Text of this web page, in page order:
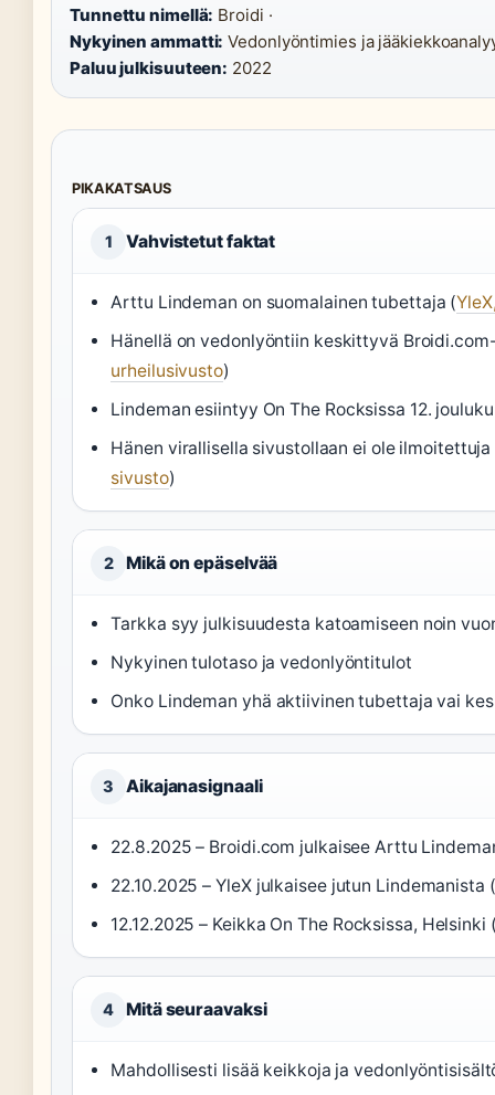
Tunnettu nimellä: Broidi ·
Nykyinen ammatti: Vedonlyöntimies ja
Paluu julkisuuteen: 2022
PIKAKATSAUS
1 Vahvistetut faktat
Arttu Lindeman on suomalainen tubettaja (
Hänellä on vedonlyöntiin keskittyvä
urheilusivusto)
Lindeman esiintyy On The Rocksissa 12.
Hänen virallisella sivustollaan ei ole
sivusto)
2 Mikä on epäselvää
Tarkka syy julkisuudesta katoamiseen noin
Nykyinen tulotaso ja vedonlyöntitulot
Onko Lindeman yhä aktiivinen tubettaja vai
3 Aikajanasignaali
22.8.2025 – Broidi.com julkaisee Arttu
22.10.2025 – YleX julkaisee jutun Lindemanista (
12.12.2025 – Keikka On The Rocksissa, Helsinki
4 Mitä seuraavaksi
Mahdollisesti lisää keikkoja ja